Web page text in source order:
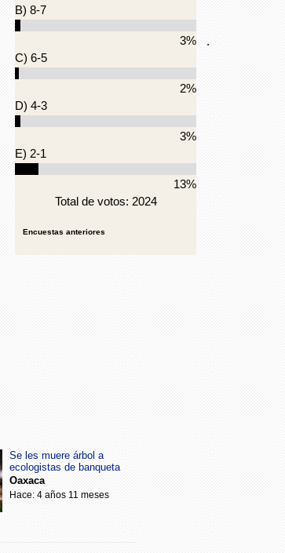
B) 8-7
3%
C) 6-5
2%
D) 4-3
3%
E) 2-1
13%
Total de votos: 2024
Encuestas anteriores
Se les muere árbol a
ecologistas de banqueta
Oaxaca
Hace: 4 años 11 meses
.